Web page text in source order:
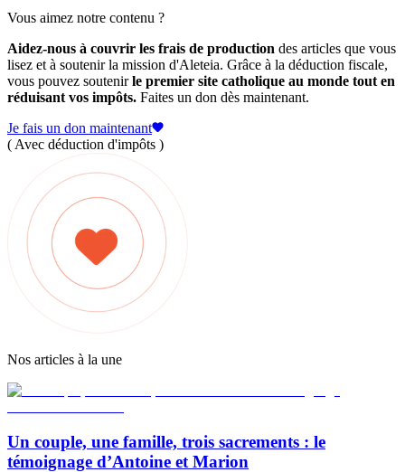
Vous aimez notre contenu ?
Aidez-nous à couvrir les frais de production des articles que vous
lisez et à soutenir la mission d'Aleteia. Grâce à la déduction fiscale,
vous pouvez soutenirle premier site catholique au monde tout en
réduisant vos impôts. Faites un don dès maintenant.
Je fais un don maintenant
( Avec déduction d'impôts )
Nos articles à la une
Un couple, une famille, trois sacrements : le
témoignage d’Antoine et Marion